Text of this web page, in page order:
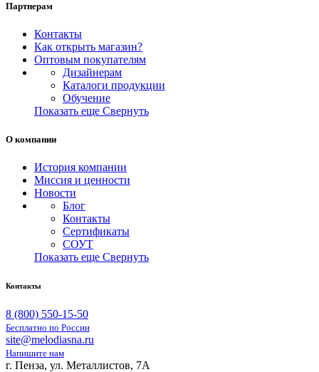
Партнерам
Контакты
Как открыть магазин?
Оптовым покупателям
Дизайнерам
Каталоги продукции
Обучение
Показать еще Свернуть
О компании
История компании
Миссия и ценности
Новости
Блог
Контакты
Сертификаты
СОУТ
Показать еще Свернуть
Контакты
8 (800) 550-15-50
Бесплатно по России
site@melodiasna.ru
Напишите нам
г. Пенза, ул. Металлистов, 7А